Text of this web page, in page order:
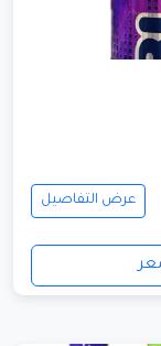
عرض التفاصيل